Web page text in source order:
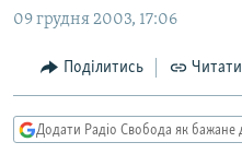
до
СПОРТ
УКРАЇНА
КРИМ.РЕАЛІЇ
ТИ ЯК?
СХЕМИ
09 грудня 2003, 17:06
Поділитись
Додати Радіо Свобода як бажане